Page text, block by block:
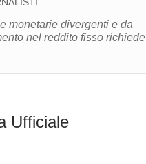
monetarie divergenti e da
nel reddito fisso richiede
Ufficiale